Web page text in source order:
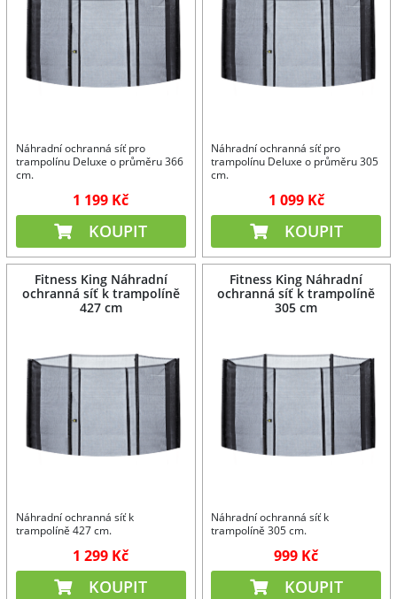
Náhradní ochranná síť pro
trampolínu Deluxe o průměru 366
cm.
1 199 Kč
KOUPIT
Náhradní ochranná síť pro
trampolínu Deluxe o průměru 305
cm.
1 099 Kč
KOUPIT
Fitness King Náhradní
ochranná síť k trampolíně
427 cm
Náhradní ochranná síť k
trampolíně 427 cm.
1 299 Kč
KOUPIT
Fitness King Náhradní
ochranná síť k trampolíně
305 cm
Náhradní ochranná síť k
trampolíně 305 cm.
999 Kč
KOUPIT